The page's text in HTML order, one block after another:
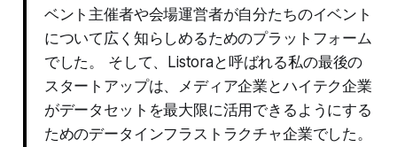
ベント主催者や会場運営者が自分たちのイベント
について広く知らしめるためのプラットフォーム
でした。 そして、Listoraと呼ばれる私の最後の
スタートアップは、メディア企業とハイテク企業
がデータセットを最大限に活用できるようにする
ためのデータインフラストラクチャ企業でした。